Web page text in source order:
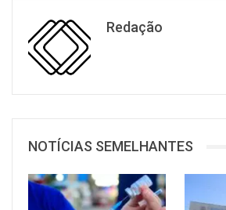
Redação
NOTÍCIAS SEMELHANTES